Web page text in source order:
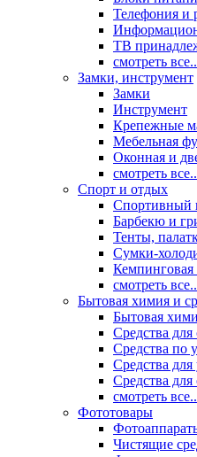
Телефония и
ТВ
смотреть
Замки, инструмент
Замки
Инструмент
Крепежные
Мебельная
Оконная и
смотреть
Спорт и отдых
Спортивный
Барбекю и
Тенты,
Сумки-
Кемпинговая
смотреть
Бытовая химия и
Бытовая
Средства для
Средства по
Средства
Средства
смотреть
Фототовары
Чистящие